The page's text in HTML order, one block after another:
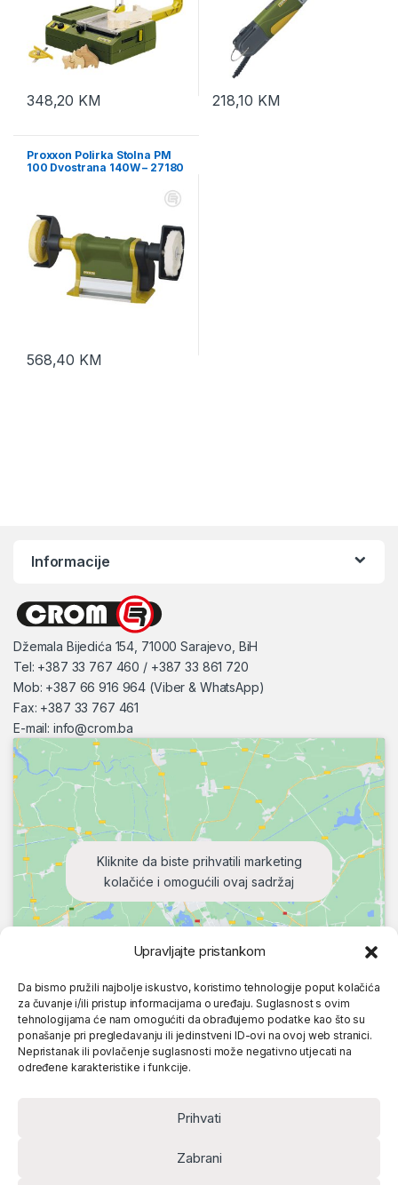
Upravljajte pristankom
Da bismo pružili najbolje iskustvo, koristimo tehnologije poput kolačića
za čuvanje i/ili pristup informacijama o uređaju. Suglasnost s ovim
tehnologijama će nam omogućiti da obrađujemo podatke kao što su
ponašanje pri pregledavanju ili jedinstveni ID-ovi na ovoj web stranici.
Nepristanak ili povlačenje suglasnosti može negativno utjecati na
određene karakteristike i funkcije.
Prihvati
Zabrani
348,20 KM 218,10 KM
Proxxon Polirka Stolna PM
100 Dvostrana 140W – 27180
568,40 KM
Informacije
Džemala Bijedića 154, 71000 Sarajevo, BiH
Tel: +387 33 767 460 / +387 33 861 720
Mob: +387 66 916 964 (Viber & WhatsApp)
Fax: +387 33 767 461
E-mail: info@crom.ba
Kliknite da biste prihvatili marketing
kolačiće i omogućili ovaj sadržaj